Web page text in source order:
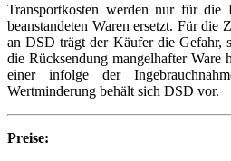
Transportkosten werden nur für die
beanstandeten Waren ersetzt. Für die
an DSD trägt der Käufer die Gefahr,
die Rücksendung mangelhafter Ware
einer infolge der
Wertminderung behält sich DSD vor.
Preise: